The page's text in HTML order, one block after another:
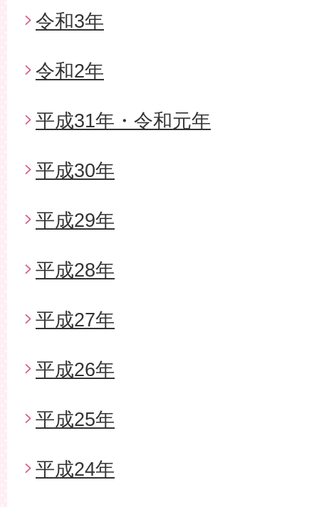
令和3年
令和2年
平成31年・令和元年
平成30年
平成29年
平成28年
平成27年
平成26年
平成25年
平成24年